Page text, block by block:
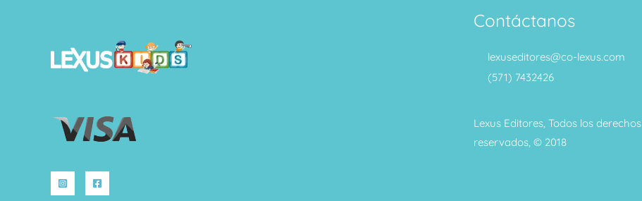
Contáctanos
lexuseditores@co-lexus.com
(571) 7432426
Lexus Editores, Todos los derechos
reservados, © 2018